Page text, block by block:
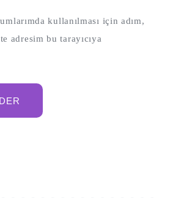
kullanılması için adım,
adresim bu tarayıcıya